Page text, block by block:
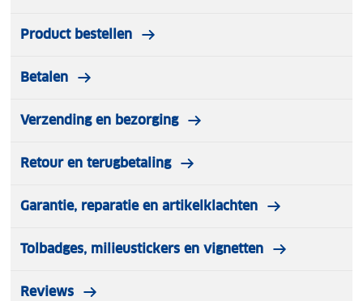
Product bestellen
Betalen
Verzending en bezorging
Retour en terugbetaling
Garantie, reparatie en artikelklachten
Tolbadges, milieustickers en vignetten
Reviews